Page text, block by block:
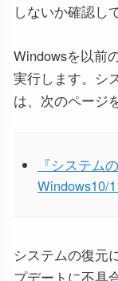
しないか確認し
Windowsを以前
実行します。シ
は、次のページ
『システム
Windows10/
システムの復元
プデートに不具